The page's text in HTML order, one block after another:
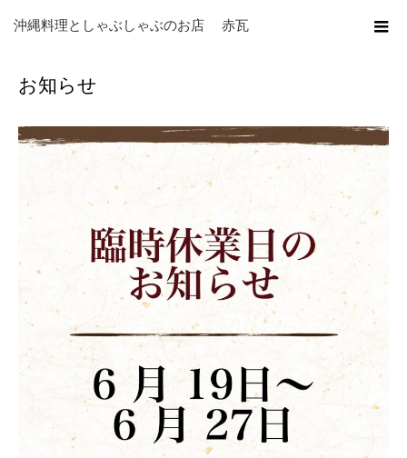
沖縄料理としゃぶしゃぶのお店 赤瓦
ブログ
未分類 お知らせ
お知らせ